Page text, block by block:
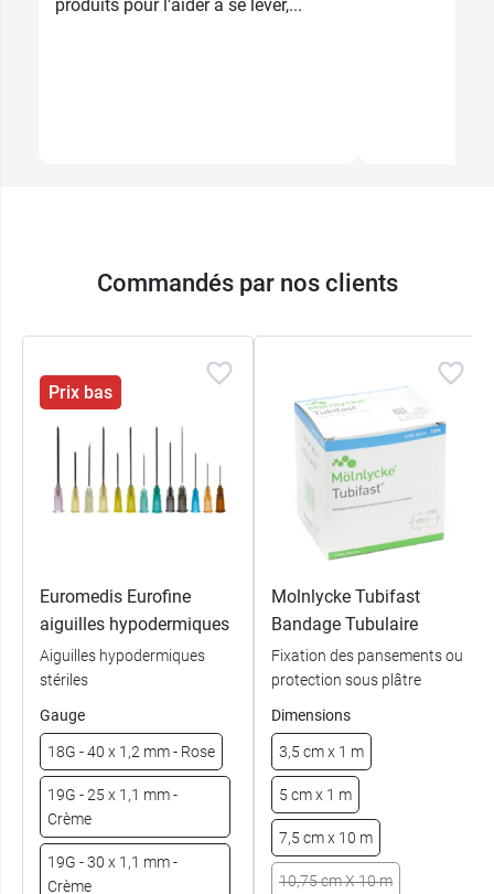
produits pour l'aider à se lever,...
Commandés par nos clients
Prix bas
Euromedis Eurofine
aiguilles hypodermiques
Aiguilles hypodermiques
stériles
Gauge
18G - 40 x 1,2 mm - Rose
19G - 25 x 1,1 mm -
Crème
19G - 30 x 1,1 mm -
Crème
Molnlycke Tubifast
Bandage Tubulaire
Fixation des pansements ou
protection sous plâtre
Dimensions
3,5 cm x 1 m
5 cm x 1 m
7,5 cm x 10 m
10,75 cm X 10 m